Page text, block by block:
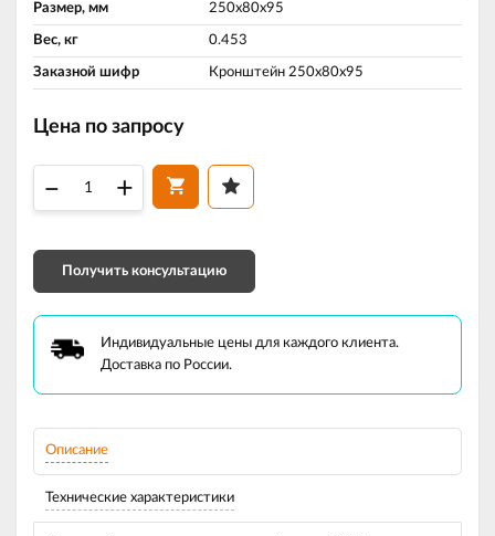
Размер, мм 250х80х95
Вес, кг 0.453
Заказной шифр Кронштейн 250х80х95
Цена по запросу
– +
Получить консультацию
Индивидуальные цены для каждого клиента.
Доставка по России.
Описание
Технические характеристики